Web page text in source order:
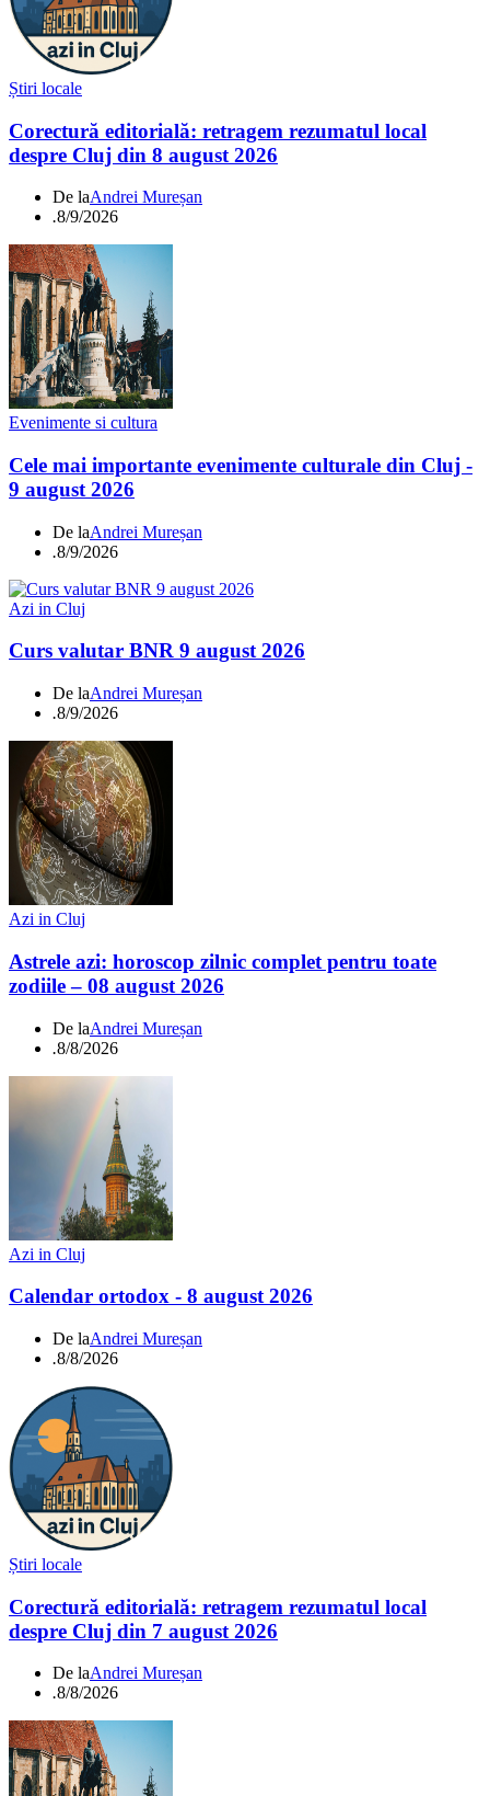
Știri locale
Corectură editorială: retragem rezumatul local
despre Cluj din 8 august 2026
De laAndrei Mureșan
.8/9/2026
Evenimente si cultura
Cele mai importante evenimente culturale din Cluj -
9 august 2026
De laAndrei Mureșan
.8/9/2026
Azi in Cluj
Curs valutar BNR 9 august 2026
De laAndrei Mureșan
.8/9/2026
Azi in Cluj
Astrele azi: horoscop zilnic complet pentru toate
zodiile – 08 august 2026
De laAndrei Mureșan
.8/8/2026
Azi in Cluj
Calendar ortodox - 8 august 2026
De laAndrei Mureșan
.8/8/2026
Știri locale
Corectură editorială: retragem rezumatul local
despre Cluj din 7 august 2026
De laAndrei Mureșan
.8/8/2026